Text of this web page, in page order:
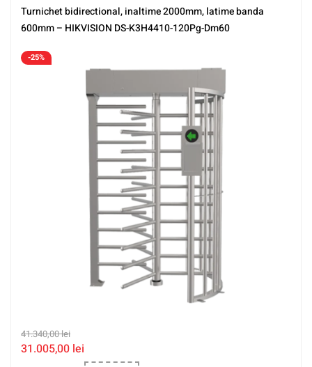
Turnichet bidirectional, inaltime 2000mm, latime banda
600mm – HIKVISION DS-K3H4410-120Pg-Dm60
-25%
41.340,00lei
31.005,00 lei